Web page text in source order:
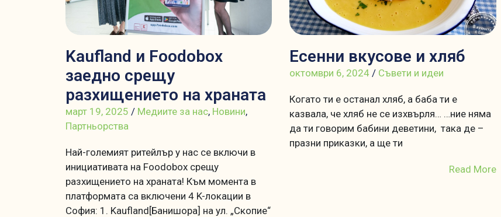
Kaufland и Foodobox
заедно срещу
разхищението на храната
март 19, 2025 / Медиите за нас, Новини,
Партньорства
Най-големият ритейлър у нас се включи в
инициативата на Foodobox срещу
разхищението на храната! Към момента в
платформата са включени 4 K-локации в
София: 1. Kaufland[Банишора] на ул. „Скопие“
Есенни вкусове и хляб
октомври 6, 2024 / Съвети и идеи
Когато ти е останал хляб, а баба ти е
казвала, че хляб не се изхвърля… …ние няма
да ти говорим бабини деветини, така де –
празни приказки, а ще ти
Read More